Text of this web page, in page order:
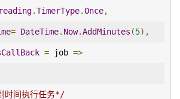
.TimerType.Once,
= DateTime. Now.AddMinutes (5),
= job =>
时间执行任务*/